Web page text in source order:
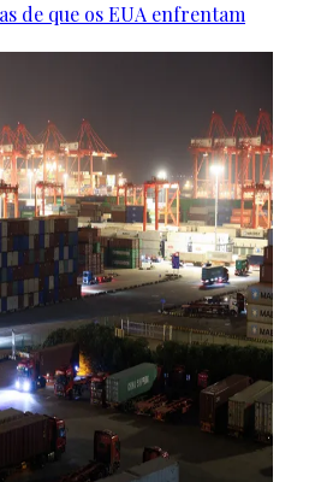
de que os EUA enfrentam